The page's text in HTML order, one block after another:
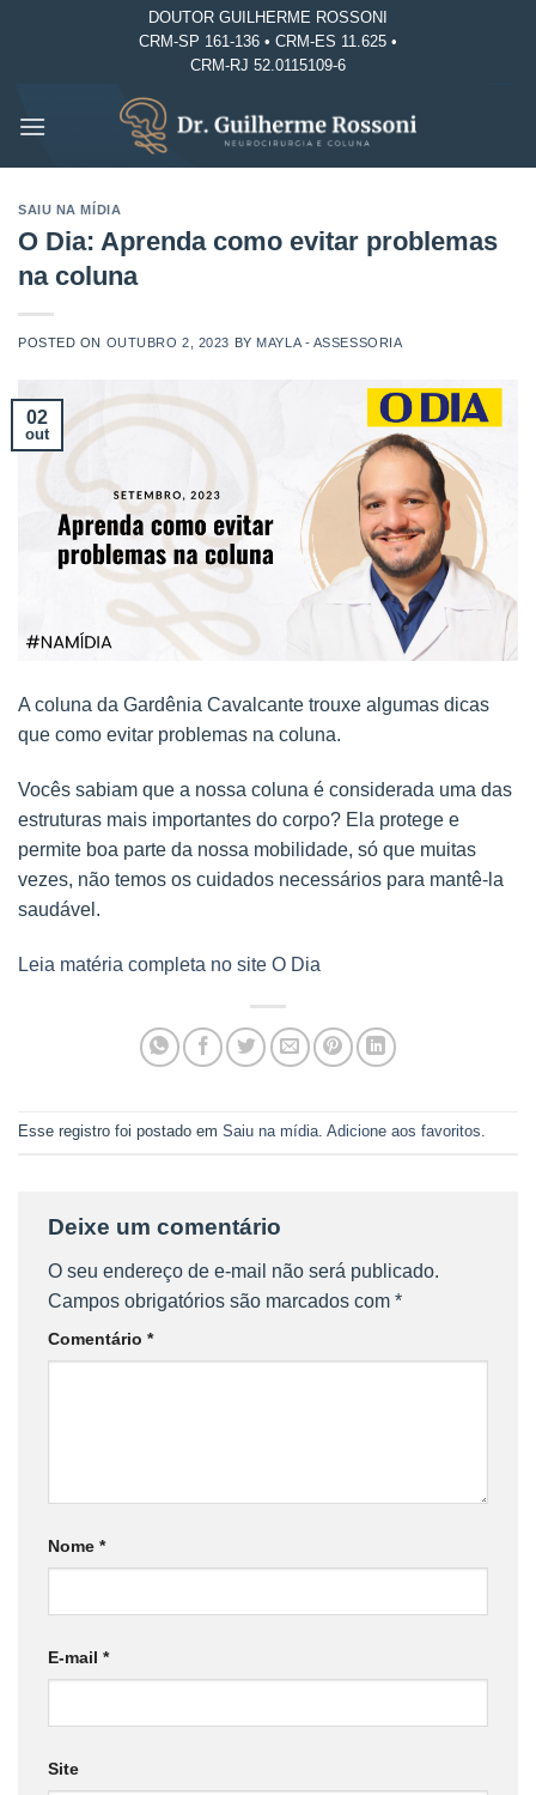
DOUTOR GUILHERME ROSSONI
CRM-SP 161-136 • CRM-ES 11.625 •
CRM-RJ 52.0115109-6
SAIU NA MÍDIA
O Dia: Aprenda como evitar problemas
na coluna
POSTED ON OUTUBRO 2, 2023 BY MAYLA - ASSESSORIA
02
out
A coluna da Gardênia Cavalcante trouxe algumas dicas
que como evitar problemas na coluna.
Vocês sabiam que a nossa coluna é considerada uma das
estruturas mais importantes do corpo? Ela protege e
permite boa parte da nossa mobilidade, só que muitas
vezes, não temos os cuidados necessários para mantê-la
saudável.
Leia matéria completa no site O Dia
Esse registro foi postado em Saiu na mídia. Adicione aos favoritos.
Deixe um comentário
O seu endereço de e-mail não será publicado.
Campos obrigatórios são marcados com *
Comentário *
Nome *
E-mail *
Site